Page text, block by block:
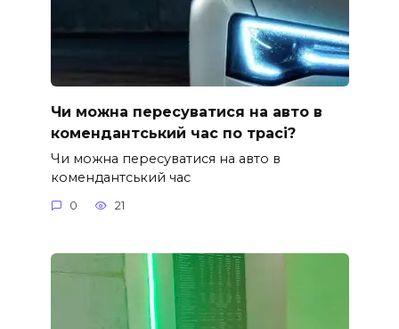
Чи можна пересуватися на авто в
комендантський час по трасі?
Чи можна пересуватися на авто в
комендантський час
0 21